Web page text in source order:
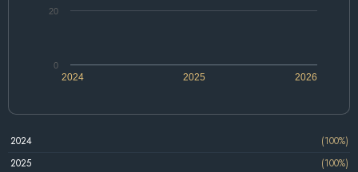
2024 2025 2026
0
20
2024
(100%)
2025
(100%)